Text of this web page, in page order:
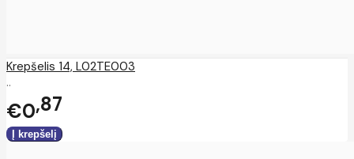
Krepšelis 14, L02TE003
..
€0 87